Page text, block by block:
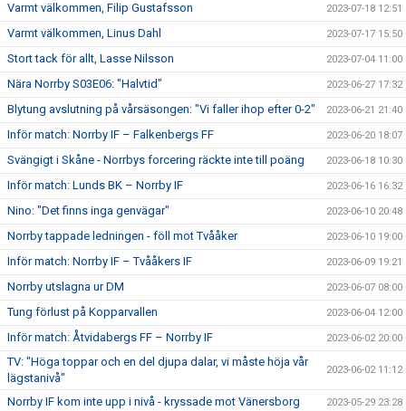
Varmt välkommen, Filip Gustafsson 2023-07-18 12:51
Varmt välkommen, Linus Dahl 2023-07-17 15:50
Stort tack för allt, Lasse Nilsson 2023-07-04 11:00
Nära Norrby S03E06: "Halvtid" 2023-06-27 17:32
Blytung avslutning på vårsäsongen: "Vi faller ihop efter 0-2" 2023-06-21 21:40
Inför match: Norrby IF – Falkenbergs FF 2023-06-20 18:07
Svängigt i Skåne - Norrbys forcering räckte inte till poäng 2023-06-18 10:30
Inför match: Lunds BK – Norrby IF 2023-06-16 16:32
Nino: "Det finns inga genvägar" 2023-06-10 20:48
Norrby tappade ledningen - föll mot Tvååker 2023-06-10 19:00
Inför match: Norrby IF – Tvååkers IF 2023-06-09 19:21
Norrby utslagna ur DM 2023-06-07 08:00
Tung förlust på Kopparvallen 2023-06-04 12:00
Inför match: Åtvidabergs FF – Norrby IF 2023-06-02 20:00
TV: "Höga toppar och en del djupa dalar, vi måste höja vår
lägstanivå"
2023-06-02 11:12
Norrby IF kom inte upp i nivå - kryssade mot Vänersborg 2023-05-29 23:28